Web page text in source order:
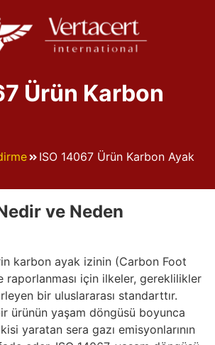
Ürün Karbon
ISO 14067 Ürün Karbon Ayak
ve Neden
karbon ayak izinin (Carbon Foot
raporlanması için ilkeler, gereklilikler
bir uluslararası standarttır.
ürünün yaşam döngüsü boyunca
yaratan sera gazı emisyonlarının